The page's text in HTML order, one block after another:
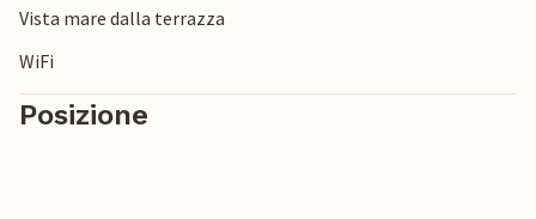
Visitate la vicina San Benedetto del Tronto, famosa per il
suo lungomare di palme, o fate una gita nell'entroterra
Vista mare dalla terrazza
WiFi
Posizione